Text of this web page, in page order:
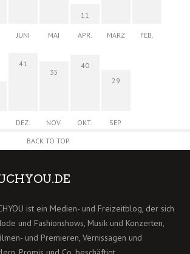
JUNI MAI
11
APR. MÄRZ FEB.
41
DEZ.
35
NOV.
40
OKT.
29
SEP.
BACK TO TOP
ist ein Medien- und Freizeitblog, der sich
und Fashionshows, Musik und Konzerten,
und Premieren, Vernissagen und